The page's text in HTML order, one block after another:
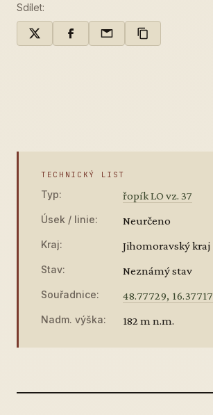
Sdílet:
TECHNICKÝ LIST
Typ: řopík LO vz. 37
Úsek / linie: Neurčeno
Kraj: Jihomoravský kraj
Stav: Neznámý stav
Souřadnice: 48.77729, 16.37717
Nadm. výška: 182 m n.m.